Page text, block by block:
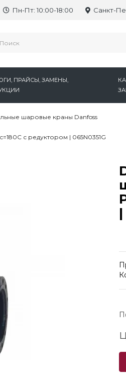
Пн-Пт: 10:00-18:00 Санкт-
ПРАЙСЫ, ЗАМЕНЫ,
шаровые краны Danfoss
с редуктором | 065N0351G